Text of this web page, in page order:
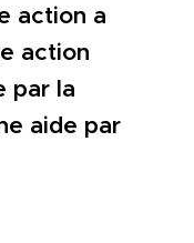
action a
action
par la
aide par